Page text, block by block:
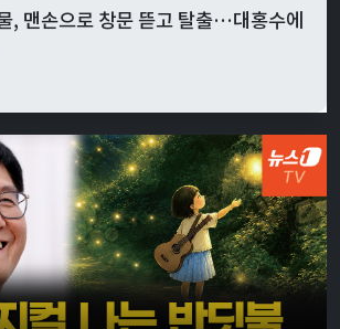
, 맨손으로 창문 뜯고 탈출…대홍수에